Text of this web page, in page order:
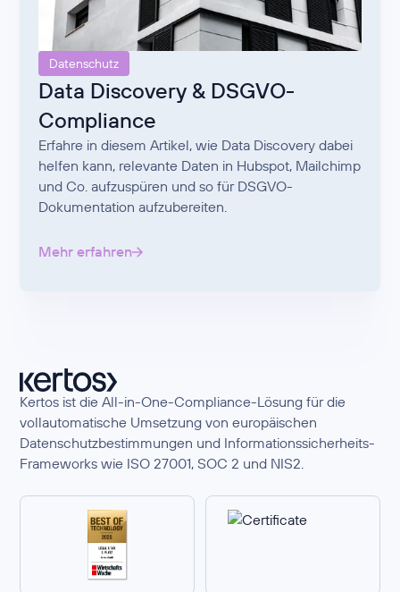
Datenschutz
Data Discovery & DSGVO-
Compliance
Erfahre in diesem Artikel, wie Data Discovery dabei
helfen kann, relevante Daten in Hubspot, Mailchimp
und Co. aufzuspüren und so für DSGVO-
Dokumentation aufzubereiten.
Mehr erfahren
Kertos ist die All-in-One-Compliance-Lösung für die
vollautomatische Umsetzung von europäischen
Datenschutzbestimmungen und Informationssicherheits-
Frameworks wie ISO 27001, SOC 2 und NIS2.